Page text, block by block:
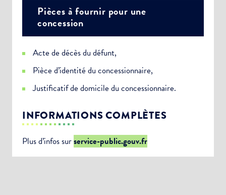
Pièces à fournir pour une
concession
Acte de décès du défunt,
Pièce d’identité du concessionnaire,
Justificatif de domicile du concessionnaire.
INFORMATIONS COMPLÈTES
Plus d’infos surservice-public.gouv.fr